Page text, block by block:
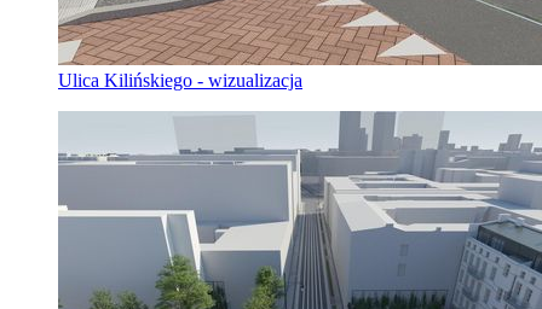
Ulica Kilińskiego - wizualizacja